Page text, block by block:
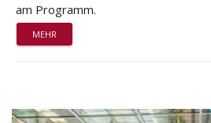
am Programm.
MEHR